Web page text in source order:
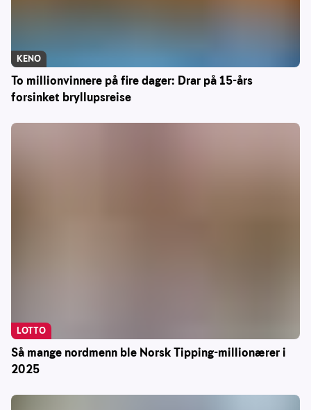
To millionvinnere på fire dager: Drar på 15-års
forsinket bryllupsreise
KENO
Så mange nordmenn ble Norsk Tipping-millionærer i
2025
LOTTO